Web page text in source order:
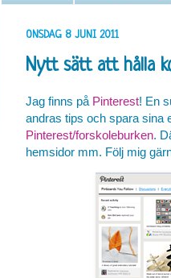
ONSDAG 8 JUNI 2011
Nytt sätt att hålla
Jag finns på Pinterest! En
andras tips och spara sina
Pinterest/forskoleburken.
hemsidor mm. Följ mig